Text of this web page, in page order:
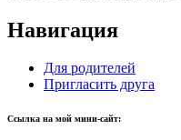
Навигация
Для родителей
Пригласить друга
Ссылка на мой мини-сайт: